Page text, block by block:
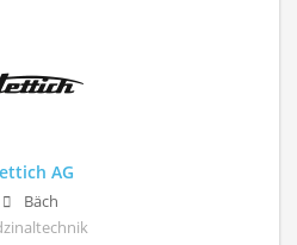
AG
Bäch